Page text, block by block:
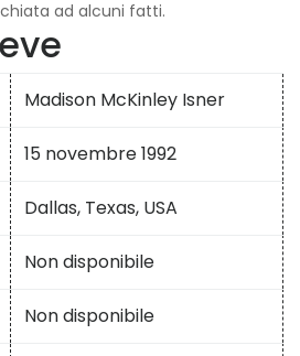
ad alcuni fatti.
Madison McKinley Isner
15 novembre 1992
Dallas, Texas, USA
Non disponibile
Non disponibile